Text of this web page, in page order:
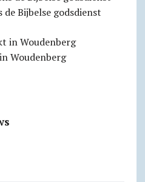
Bijbelse godsdienst
Woudenberg